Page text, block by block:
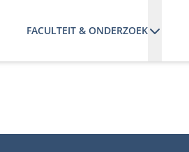
FACULTEIT & ONDERZOEK